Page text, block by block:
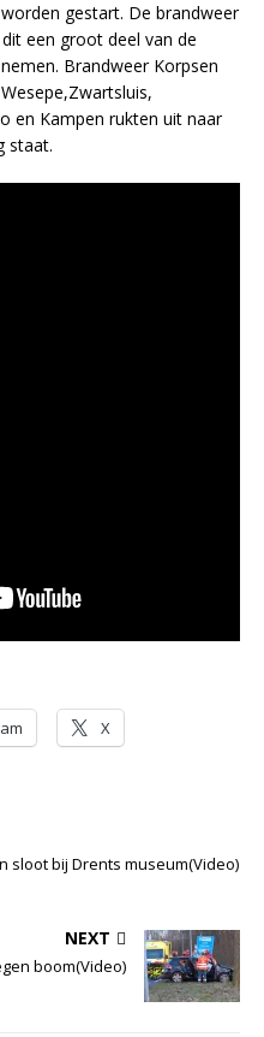
gestart. De brandweer
een groot deel van de
Brandweer Korpsen
en Kampen rukten uit naar
staat.
X
sloot bij Drents museum(Video)
NEXT
boom(Video)